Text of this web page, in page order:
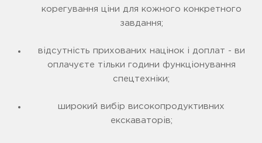
корегування ціни для кожного конкретного
завдання;
відсутність прихованих націнок і доплат - ви
оплачуєте тільки години функціонування
спецтехніки;
широкий вибір високопродуктивних
екскаваторів;